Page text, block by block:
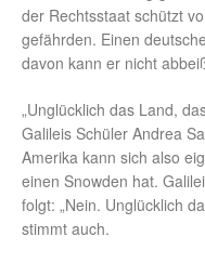
der Rechtsstaat schützt
gefährden. Einen
davon kann er nicht
„Unglücklich das Land,
Galileis Schüler Andrea
Amerika kann sich also
einen Snowden hat.
folgt: „Nein. Unglücklich
stimmt auch.